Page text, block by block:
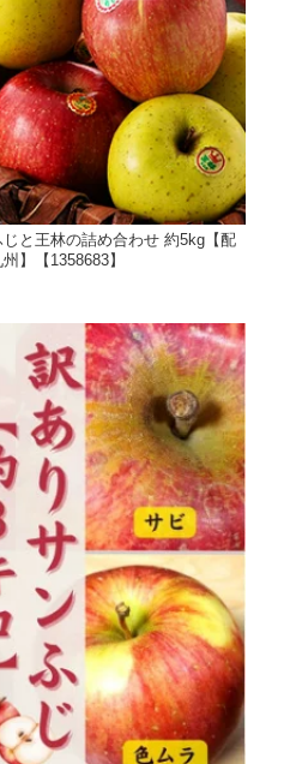
じと王林の詰め合わせ 約5kg【配
】【1358683】